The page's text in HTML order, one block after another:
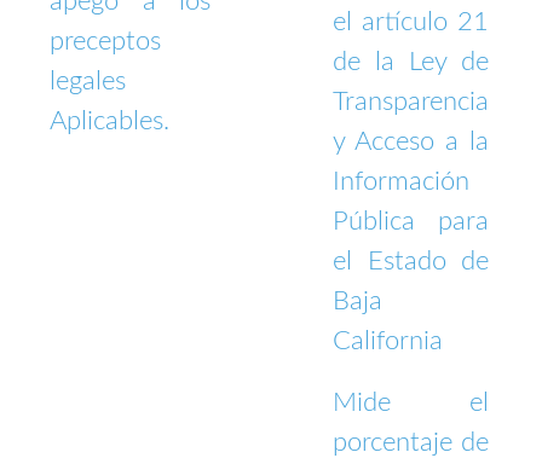
preceptos
legales
Aplicables.
el artículo 21
de la Ley de
Transparencia
y Acceso a la
Información
Pública para
el Estado de
Baja
California
Mide el
porcentaje de